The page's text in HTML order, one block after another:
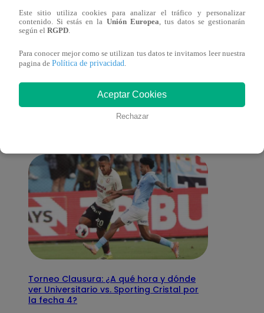
También te puede
interesar
Torneo Clausura: ¿A qué hora y dónde
ver Universitario vs. Sporting Cristal por
la fecha 4?
Este sitio utiliza cookies para analizar el tráfico y personalizar
contenido. Si estás en la Unión Europea, tus datos se gestionarán
según el RGPD.
Para conocer mejor como se utilizan tus datos te invitamos leer nuestra
pagina de Política de privacidad.
Aceptar Cookies
Rechazar